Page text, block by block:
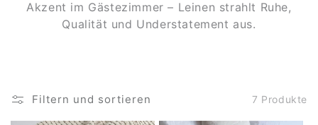
Akzent im Gästezimmer – Leinen strahlt Ruhe,
Qualität und Understatement aus.
Filtern und sortieren 7 Produkte